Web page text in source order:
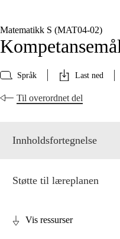
Matematikk S (MAT04‑02)
Språk Last ned
Til overordnet del
Innholdsfortegnelse
Støtte til læreplanen
Vis ressurser